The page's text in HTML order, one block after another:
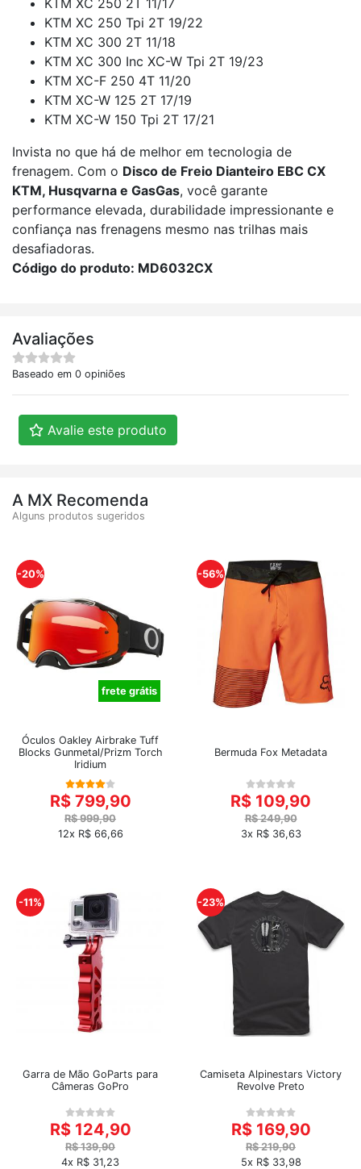
KTM XC 250 2T 11/17
KTM XC 250 Tpi 2T 19/22
KTM XC 300 2T 11/18
KTM XC 300 Inc XC-W Tpi 2T 19/23
KTM XC-F 250 4T 11/20
KTM XC-W 125 2T 17/19
KTM XC-W 150 Tpi 2T 17/21
Invista no que há de melhor em tecnologia de
frenagem. Com o Disco de Freio Dianteiro EBC CX
KTM, Husqvarna e GasGas, você garante
performance elevada, durabilidade impressionante e
confiança nas frenagens mesmo nas trilhas mais
desafiadoras.
Código do produto: MD6032CX
Avaliações
Baseado em 0 opiniões
Avalie este produto
A MX Recomenda
Alguns produtos sugeridos
-20%
frete grátis
Óculos Oakley Airbrake Tuff
Blocks Gunmetal/Prizm Torch
Iridium
R$ 799,90
R$ 999,90
12x R$ 66,66
-56%
Bermuda Fox Metadata
R$ 109,90
R$ 249,90
3x R$ 36,63
-11%
Garra de Mão GoParts para
Câmeras GoPro
R$ 124,90
R$ 139,90
4x R$ 31,23
-23%
Camiseta Alpinestars Victory
Revolve Preto
R$ 169,90
R$ 219,90
5x R$ 33,98